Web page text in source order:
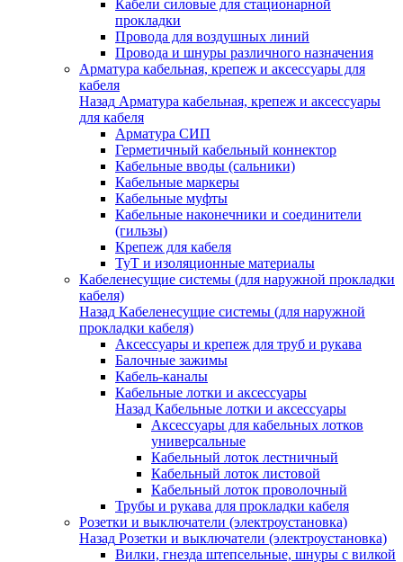
Кабели силовые для стационарной
прокладки
Провода для воздушных линий
Провода и шнуры различного назначения
Арматура кабельная, крепеж и аксессуары для
кабеля
Назад Арматура кабельная, крепеж и аксессуары
для кабеля
Арматура СИП
Герметичный кабельный коннектор
Кабельные вводы (сальники)
Кабельные маркеры
Кабельные муфты
Кабельные наконечники и соединители
(гильзы)
Крепеж для кабеля
ТуТ и изоляционные материалы
Кабеленесущие системы (для наружной прокладки
кабеля)
Назад Кабеленесущие системы (для наружной
прокладки кабеля)
Аксессуары и крепеж для труб и рукава
Балочные зажимы
Кабель-каналы
Кабельные лотки и аксессуары
Назад Кабельные лотки и аксессуары
Аксессуары для кабельных лотков
универсальные
Кабельный лоток лестничный
Кабельный лоток листовой
Кабельный лоток проволочный
Трубы и рукава для прокладки кабеля
Розетки и выключатели (электроустановка)
Назад Розетки и выключатели (электроустановка)
Вилки, гнезда штепсельные, шнуры с вилкой